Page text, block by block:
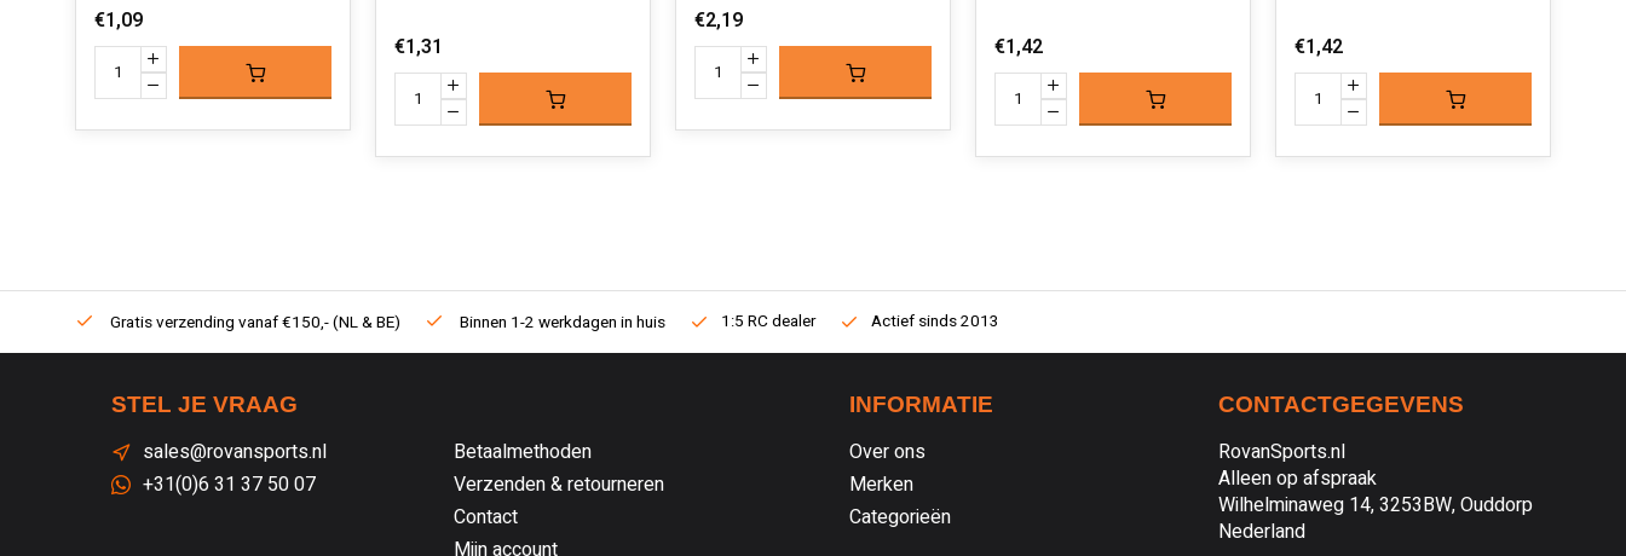
€1,09
€1,31
€2,19
€1,42 €1,42
Gratis verzending vanaf €150,- (NL & BE) Binnen 1-2 werkdagen in huis 1:5 RC dealer Actief sinds 2013
STEL JE VRAAG
sales@rovansports.nl
+31(0)6 31 37 50 07
Betaalmethoden
Verzenden & retourneren
Contact
Mijn account
INFORMATIE
Over ons
Merken
Categorieën
CONTACTGEGEVENS
RovanSports.nl
Alleen op afspraak
Wilhelminaweg 14, 3253BW, Ouddorp
Nederland